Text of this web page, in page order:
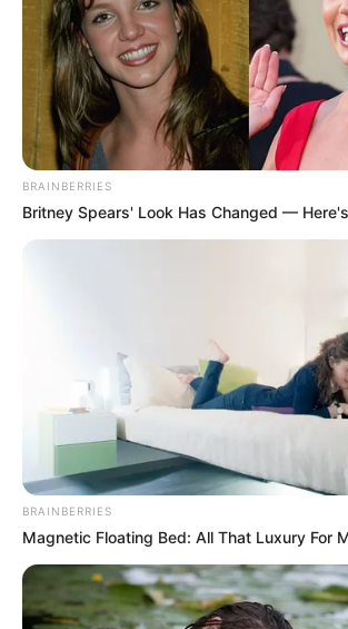
acompanhadas pelas profissionais.
Dificuldade de acesso
“O resultado disso foi sobrecarga para as
acesso e atendimento para a população”.
Com o novo modelo, as equipes de
receber de R$ 24 mil a R$ 30 mil ao longo de
em 2025, valores acima da média atual de R$
varia de acordo com o número de pessoas
cada equipe, limitado a até 3 mil pessoas.
Ampliação do acesso aos serviços de saúde
O Ministério da Saúde estabeleceu metas
próximos anos, visando ampliar o acesso aos
implementação de milhares de equipes de
até 2026 é um passo significativo para
BRAINBERRIES
Britney Spears' Look Has Changed —
BRAINBERRIES
Magnetic Floating Bed: All That Luxury For